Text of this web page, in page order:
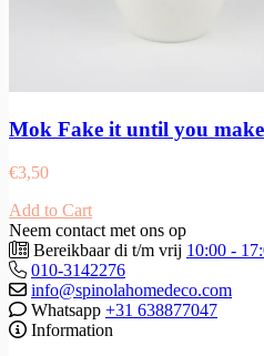
Mok Fake it until you
€3,50
Add to Cart
Neem contact met ons op
Bereikbaar di t/m vrij 10:00 -
010-3142276
info@spinolahomedeco.com
Whatsapp +31 638877047
Information